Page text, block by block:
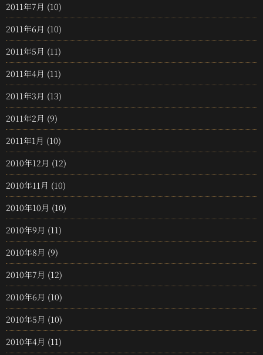
2011年7月 (10)
2011年6月 (10)
2011年5月 (11)
2011年4月 (11)
2011年3月 (13)
2011年2月 (9)
2011年1月 (10)
2010年12月 (12)
2010年11月 (10)
2010年10月 (10)
2010年9月 (11)
2010年8月 (9)
2010年7月 (12)
2010年6月 (10)
2010年5月 (10)
2010年4月 (11)